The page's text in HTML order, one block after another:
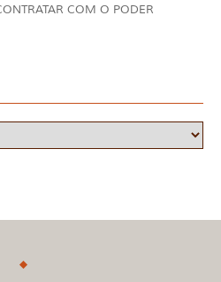
COM O PODER